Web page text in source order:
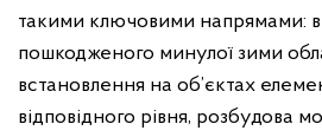
такими ключовими напрямами:
пошкодженого минулої зими
встановлення на об’єктах
відповідного рівня, розбудова